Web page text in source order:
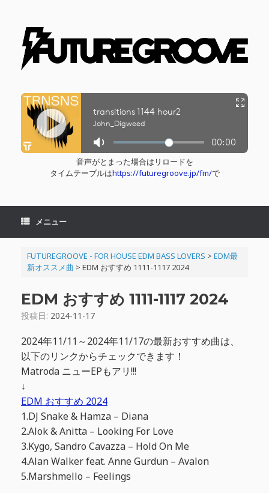
音声がとまった場合はリロードを
タイムテーブルはhttps://futuregroove.jp/fm/で
メニュー
FUTUREGROOVE - FOR HOUSE EDM BASS LOVERS > EDM最
新オススメ曲 > EDM おすすめ 1111-1117 2024
EDM おすすめ 1111-1117 2024
投稿日: 2024-11-17
2024年11/11～2024年11/17の最新おすすめ曲は、
以下のリンクからチェックできます！
Matroda ニューEPもアリ!!!
↓
EDM おすすめ 2024
1.DJ Snake & Hamza – Diana
2.Alok & Anitta – Looking For Love
3.Kygo, Sandro Cavazza – Hold On Me
4.Alan Walker feat. Anne Gurdun – Avalon
5.Marshmello – Feelings